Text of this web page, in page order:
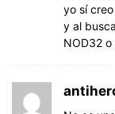
yo sí
y al
NOD32 o